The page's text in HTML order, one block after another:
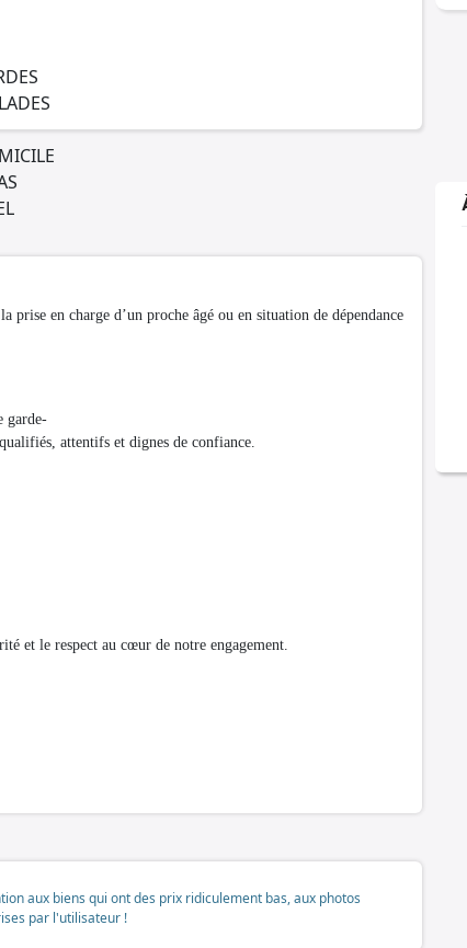
en charge d’un proche âgé ou en situation de dépendance
garde-
attentifs et dignes de confiance.
et le respect au cœur de notre engagement.
aux biens qui ont des prix ridiculement bas, aux photos
par l'utilisateur !